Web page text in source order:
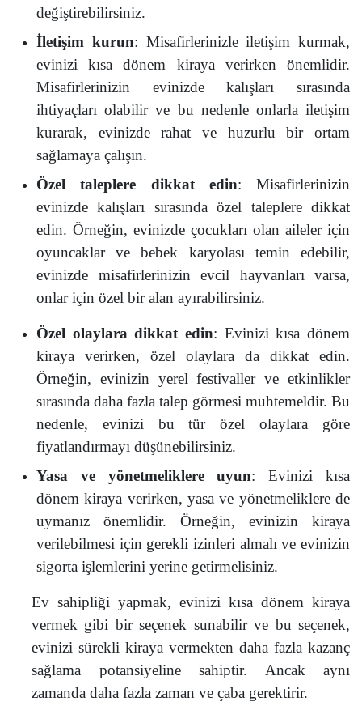
değiştirebilirsiniz.
İletişim kurun: Misafirlerinizle iletişim kurmak,
evinizi kısa dönem kiraya verirken önemlidir.
Misafirlerinizin evinizde kalışları sırasında
ihtiyaçları olabilir ve bu nedenle onlarla iletişim
kurarak, evinizde rahat ve huzurlu bir ortam
sağlamaya çalışın.
Özel taleplere dikkat edin: Misafirlerinizin
evinizde kalışları sırasında özel taleplere dikkat
edin. Örneğin, evinizde çocukları olan aileler için
oyuncaklar ve bebek karyolası temin edebilir,
evinizde misafirlerinizin evcil hayvanları varsa,
onlar için özel bir alan ayırabilirsiniz.
Özel olaylara dikkat edin: Evinizi kısa dönem
kiraya verirken, özel olaylara da dikkat edin.
Örneğin, evinizin yerel festivaller ve etkinlikler
sırasında daha fazla talep görmesi muhtemeldir. Bu
nedenle, evinizi bu tür özel olaylara göre
fiyatlandırmayı düşünebilirsiniz.
Yasa ve yönetmeliklere uyun: Evinizi kısa
dönem kiraya verirken, yasa ve yönetmeliklere de
uymanız önemlidir. Örneğin, evinizin kiraya
verilebilmesi için gerekli izinleri almalı ve evinizin
sigorta işlemlerini yerine getirmelisiniz.
Ev sahipliği yapmak, evinizi kısa dönem kiraya
vermek gibi bir seçenek sunabilir ve bu seçenek,
evinizi sürekli kiraya vermekten daha fazla kazanç
sağlama potansiyeline sahiptir. Ancak aynı
zamanda daha fazla zaman ve çaba gerektirir.